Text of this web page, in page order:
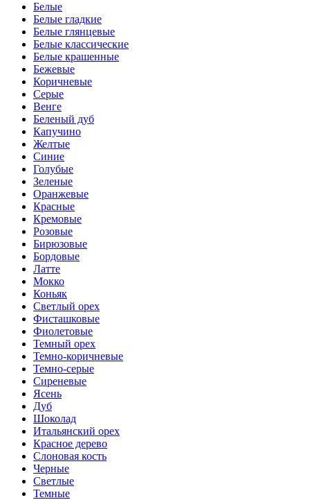
Белые
Белые гладкие
Белые глянцевые
Белые классические
Белые крашенные
Бежевые
Коричневые
Серые
Венге
Беленый дуб
Капучино
Желтые
Синие
Голубые
Зеленые
Оранжевые
Красные
Кремовые
Розовые
Бирюзовые
Бордовые
Латте
Мокко
Коньяк
Светлый орех
Фисташковые
Фиолетовые
Темный орех
Темно-коричневые
Темно-серые
Сиреневые
Ясень
Дуб
Шоколад
Итальянский орех
Красное дерево
Слоновая кость
Черные
Светлые
Темные